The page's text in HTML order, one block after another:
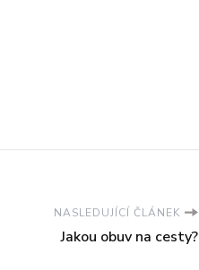
NASLEDUJÍCÍ ČLÁNEK
Jakou obuv na cesty?